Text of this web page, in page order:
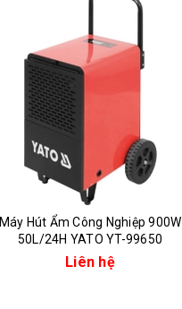
Máy Hút Ẩm Công Nghiệp 900W
50L/24H YATO YT-99650
Liên hệ